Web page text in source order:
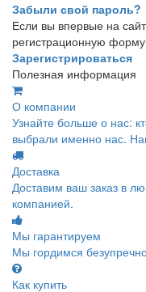
Забыли свой пароль?
Если вы впервые на
регистрационную
Зарегистрироваться
Полезная информация
О компании
Узнайте больше о нас:
выбрали именно нас.
Доставка
Доставим ваш заказ в
компанией.
Мы гарантируем
Мы гордимся
Как купить